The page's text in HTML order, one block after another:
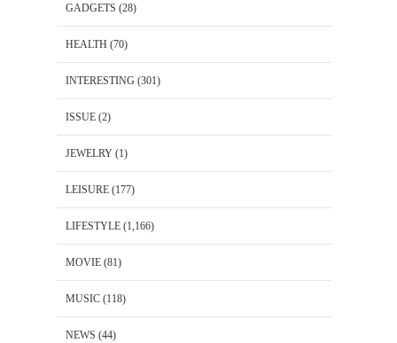
GADGETS (28)
HEALTH (70)
INTERESTING (301)
ISSUE (2)
JEWELRY (1)
LEISURE (177)
LIFESTYLE (1,166)
MOVIE (81)
MUSIC (118)
NEWS (44)